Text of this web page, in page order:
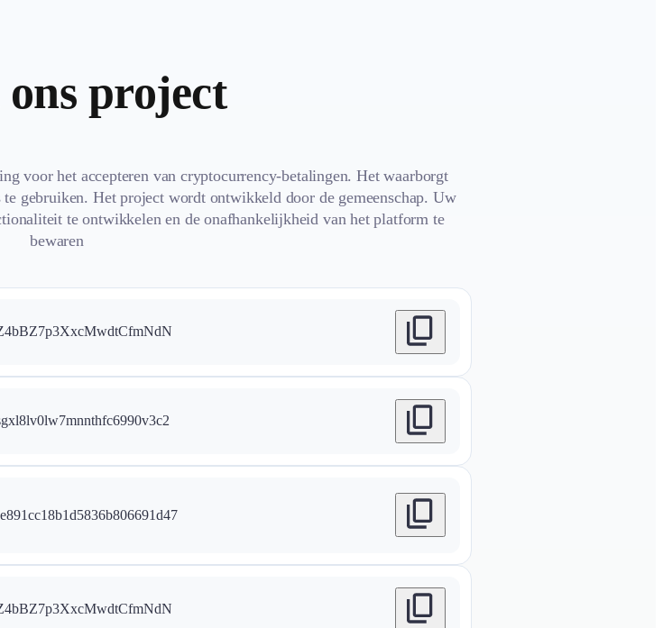
ons project
voor het accepteren van cryptocurrency-betalingen. Het waarborgt
gebruiken. Het project wordt ontwikkeld door de gemeenschap. Uw
te ontwikkelen en de onafhankelijkheid van het platform te
bewaren